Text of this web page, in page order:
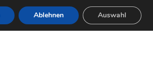
Ablehnen Auswahl